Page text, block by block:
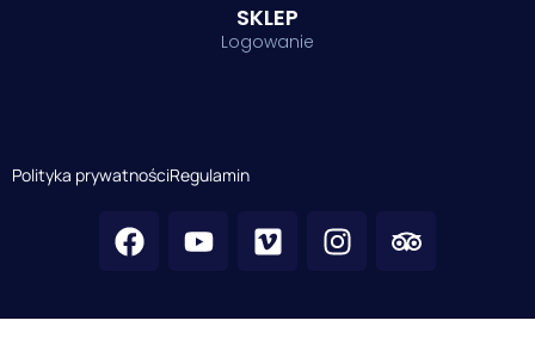
SKLEP
Logowanie
Polityka prywatnościRegulamin